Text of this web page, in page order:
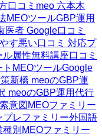
口コミ meo 六本木
MEOツールGBP運用
医者 Google口コミ
す悪い口コミ 対応プ
ル属性無料講座口コミ
MEOツールGoogle
新橋 meoのGBP運
meoのGBP運用代行
意図 MEOファミリー
レファミリー外国語
種別MEOファミリー